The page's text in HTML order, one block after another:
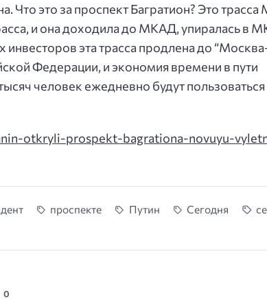
это за проспект Багратион? Это трасса
и она доходила до МКАД, упиралась в
эта трасса продлена до
Федерации, и экономия времени в пути
человек ежедневно будут пользоваться
otkryli-prospekt-bagrationa-novuyu-
проспекте Путин Сегодня
0